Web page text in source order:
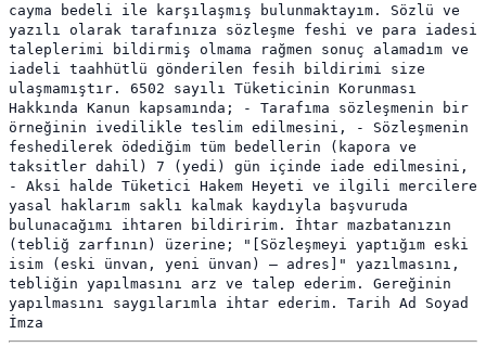
cayma bedeli ile karşılaşmış bulunmaktayım. Sözlü ve
yazılı olarak tarafınıza sözleşme feshi ve para iadesi
taleplerimi bildirmiş olmama rağmen sonuç alamadım ve
iadeli taahhütlü gönderilen fesih bildirimi size
ulaşmamıştır. 6502 sayılı Tüketicinin Korunması
Hakkında Kanun kapsamında; - Tarafıma sözleşmenin bir
örneğinin ivedilikle teslim edilmesini, - Sözleşmenin
feshedilerek ödediğim tüm bedellerin (kapora ve
taksitler dahil) 7 (yedi) gün içinde iade edilmesini,
- Aksi halde Tüketici Hakem Heyeti ve ilgili mercilere
yasal haklarım saklı kalmak kaydıyla başvuruda
bulunacağımı ihtaren bildiririm. İhtar mazbatanızın
(tebliğ zarfının) üzerine; "[Sözleşmeyi yaptığım eski
isim (eski ünvan, yeni ünvan) – adres]" yazılmasını,
tebliğin yapılmasını arz ve talep ederim. Gereğinin
yapılmasını saygılarımla ihtar ederim. Tarih Ad Soyad
İmza